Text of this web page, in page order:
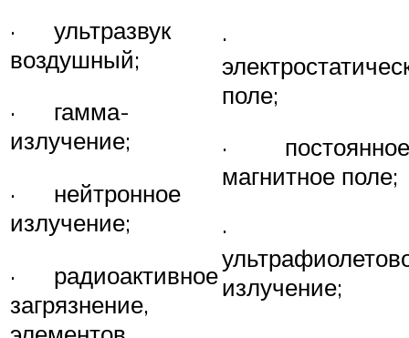
· ультразвук
воздушный;
· гамма-
излучение;
· нейтронное
излучение;
· радиоактивное
загрязнение,
·
поле;
· постоянное
магнитное поле;
·
излучение;